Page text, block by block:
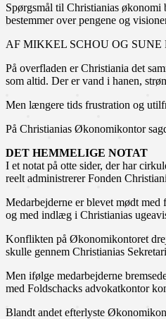
Spørgsmål til Christianias
bestemmer over pengene og
AF MIKKEL SCHOU OG SUNE
På overfladen er Christiania det
som altid. Der er vand i hanen,
Men længere tids frustration og
På Christianias Økonomikontor
DET HEMMELIGE NOTAT
I et notat på otte sider, der har
reelt administrerer Fonden
Medarbejderne er blevet mødt
og med indlæg i Christianias
Konflikten på Økonomikontoret
skulle gennem Christianias
Men ifølge medarbejderne
med Foldschacks advokatkontor
Blandt andet efterlyste